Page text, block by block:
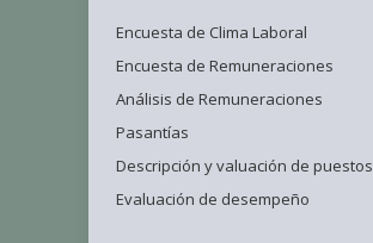
Encuesta de Clima Laboral
Encuesta de Remuneraciones
Análisis de Remuneraciones
Pasantías
Descripción y valuación de puestos
Evaluación de desempeño